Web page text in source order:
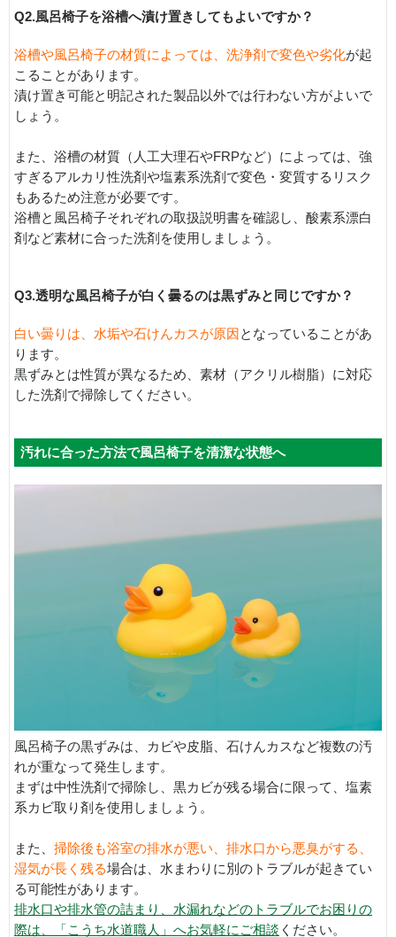
Q2.風呂椅子を浴槽へ漬け置きしてもよいですか？
浴槽や風呂椅子の材質によっては、洗浄剤で変色や劣化が起
こることがあります。
漬け置き可能と明記された製品以外では行わない方がよいで
しょう。
また、浴槽の材質（人工大理石やFRPなど）によっては、強
すぎるアルカリ性洗剤や塩素系洗剤で変色・変質するリスク
もあるため注意が必要です。
浴槽と風呂椅子それぞれの取扱説明書を確認し、酸素系漂白
剤など素材に合った洗剤を使用しましょう。
Q3.透明な風呂椅子が白く曇るのは黒ずみと同じですか？
白い曇りは、水垢や石けんカスが原因 となっていることがあ
ります。
黒ずみとは性質が異なるため、素材（アクリル樹脂）に対応
した洗剤で掃除してください。
汚れに合った方法で風呂椅子を清潔な状態へ
風呂椅子の黒ずみは、カビや皮脂、石けんカスなど複数の汚
れが重なって発生します。
まずは中性洗剤で掃除し、黒カビが残る場合に限って、塩素
系カビ取り剤を使用しましょう。
また、 掃除後も浴室の排水が悪い、排水口から悪臭がする、
湿気が長く残る場合は、水まわりに別のトラブルが起きてい
る可能性があります。
排水口や排水管の詰まり、水漏れなどのトラブルでお困りの
際は、「こうち水道職人」へお気軽にご相談 ください。